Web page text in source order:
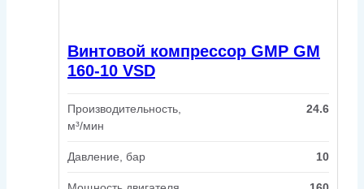
Винтовой компрессор GMP GM
160-10 VSD
Производительность,
м³/мин
24.6
Давление, бар 10